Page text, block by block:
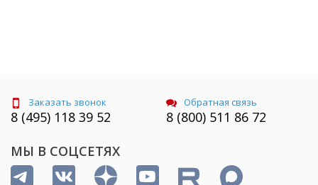
Заказать звонок
8 (495) 118 39 52
Обратная связь
8 (800) 511 86 72
МЫ В СОЦСЕТЯХ